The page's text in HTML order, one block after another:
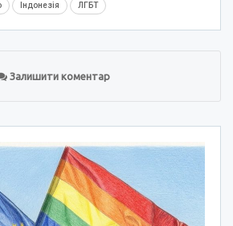
Індонезія ЛГБТ
Залишити коментар